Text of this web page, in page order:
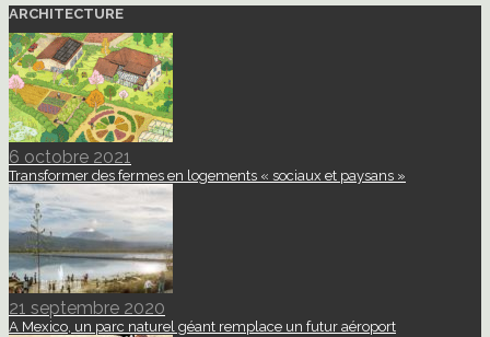
ARCHITECTURE
6 octobre 2021
Transformer des fermes en logements « sociaux et paysans »
21 septembre 2020
A Mexico, un parc naturel géant remplace un futur aéroport